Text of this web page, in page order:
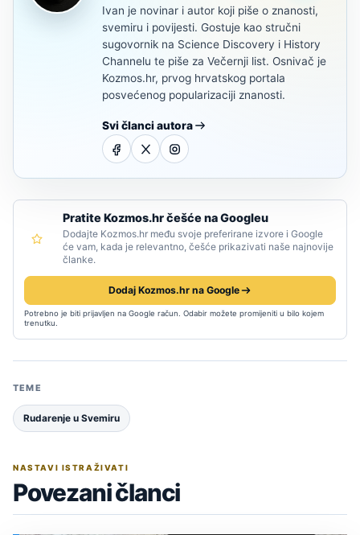
Ivan je novinar i autor koji piše o znanosti,
svemiru i povijesti. Gostuje kao stručni
sugovornik na Science Discovery i History
Channelu te piše za Večernji list. Osnivač je
Kozmos.hr, prvog hrvatskog portala
posvećenog popularizaciji znanosti.
Svi članci autora
Pratite Kozmos.hr češće na Googleu
Dodajte Kozmos.hr među svoje preferirane izvore i Google
će vam, kada je relevantno, češće prikazivati naše najnovije
članke.
Dodaj Kozmos.hr na Google
Potrebno je biti prijavljen na Google račun. Odabir možete promijeniti u bilo kojem
trenutku.
TEME
Rudarenje u Svemiru
NASTAVI ISTRAŽIVATI
Povezani članci